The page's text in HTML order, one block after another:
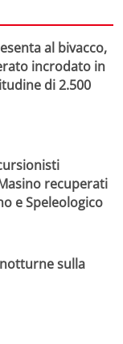
al bivacco,
incrodato in
di 2.500
recuperati
e Speleologico
sulla